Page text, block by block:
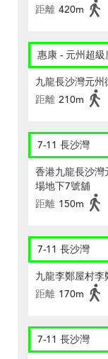
距離 420m
惠康 - 元州超級
九龍長沙灣元
距離 210m
7-11 長沙灣
香港九龍長沙
場地下7號舖
距離 150m
7-11 長沙灣
九龍李鄭屋村
距離 170m
7-11 長沙灣